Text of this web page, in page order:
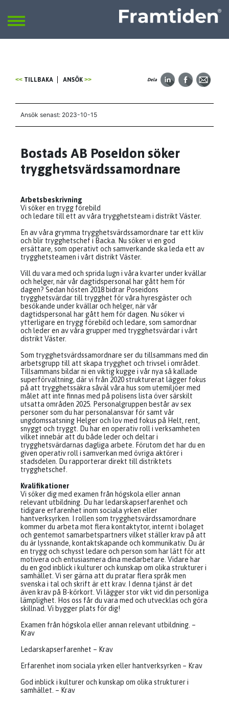
SÖK
TILLBAKA ANSÖK Dela
Ansök senast: 2023-10-15
Bostads AB Poseidon söker
trygghetsvärdssamordnare
Arbetsbeskrivning
Vi söker en trygg förebild
och ledare till ett av våra trygghetsteam i distrikt Väster.
En av våra grymma trygghetsvärdssamordnare tar ett kliv
och blir trygghetschef i Backa. Nu söker vi en god
ersättare, som operativt och samverkande ska leda ett av
trygghetsteamen i vårt distrikt Väster.
Vill du vara med och sprida lugn i våra kvarter under kvällar
och helger, när vår dagtidspersonal har gått hem för
dagen? Sedan hösten 2018 bidrar Poseidons
trygghetsvärdar till trygghet för våra hyresgäster och
besökande under kvällar och helger, när vår
dagtidspersonal har gått hem för dagen. Nu söker vi
ytterligare en trygg förebild och ledare, som samordnar
och leder en av våra grupper med trygghetsvärdar i vårt
distrikt Väster.
Som trygghetsvärdssamordnare ser du tillsammans med din
arbetsgrupp till att skapa trygghet och trivsel i området.
Tillsammans bildar ni en viktig kugge i vår nya så kallade
superförvaltning, där vi från 2020 strukturerat lägger fokus
på att trygghetssäkra såväl våra hus som utemiljöer med
målet att inte finnas med på polisens lista över särskilt
utsatta områden 2025. Personalgruppen består av sex
personer som du har personalansvar för samt vår
ungdomssatsning Helger och lov med fokus på Helt, rent,
snyggt och tryggt. Du har en operativ roll i verksamheten
vilket innebär att du både leder och deltar i
trygghetsvärdarnas dagliga arbete. Förutom det har du en
given operativ roll i samverkan med övriga aktörer i
stadsdelen. Du rapporterar direkt till distriktets
trygghetschef.
Kvalifikationer
Vi söker dig med examen från högskola eller annan
relevant utbildning. Du har ledarskapserfarenhet och
tidigare erfarenhet inom sociala yrken eller
hantverksyrken. I rollen som trygghetsvärdssamordnare
kommer du arbeta mot flera kontaktytor, internt i bolaget
och gentemot samarbetspartners vilket ställer krav på att
du är lyssnande, kontaktskapande och kommunikativ. Du är
en trygg och schysst ledare och person som har lätt för att
motivera och entusiasmera dina medarbetare. Vidare har
du en god inblick i kulturer och kunskap om olika strukturer i
samhället. Vi ser gärna att du pratar flera språk men
svenska i tal och skrift är ett krav. I denna tjänst är det
även krav på B-körkort. Vi lägger stor vikt vid din personliga
lämplighet. Hos oss får du vara med och utvecklas och göra
skillnad. Vi bygger plats för dig!
Examen från högskola eller annan relevant utbildning. –
Krav
Ledarskapserfarenhet – Krav
Erfarenhet inom sociala yrken eller hantverksyrken – Krav
God inblick i kulturer och kunskap om olika strukturer i
samhället. – Krav